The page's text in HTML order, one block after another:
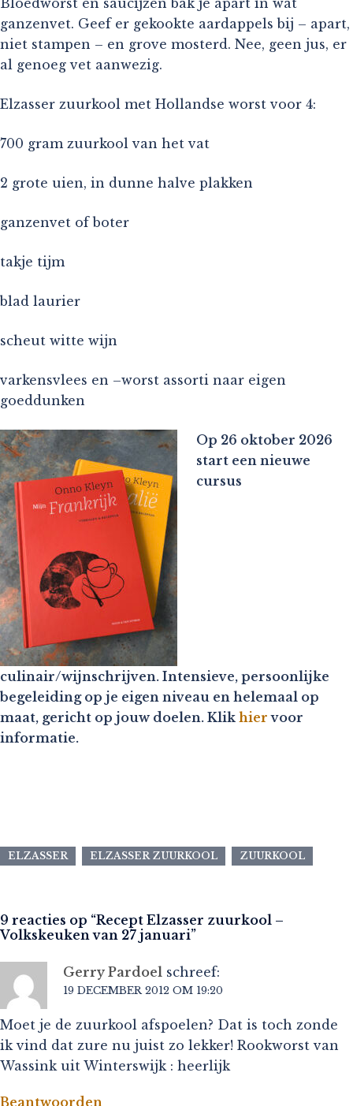
ganzenvet. Geef er gekookte aardappels bij – apart,
niet stampen – en grove mosterd. Nee, geen jus, er
al genoeg vet aanwezig.
Elzasser zuurkool met Hollandse worst voor 4:
700 gram zuurkool van het vat
2 grote uien, in dunne halve plakken
ganzenvet of boter
takje tijm
blad laurier
scheut witte wijn
varkensvlees en –worst assorti naar eigen
goeddunken
Op 26 oktober 2026
start een nieuwe
cursus
culinair/wijnschrijven. Intensieve, persoonlijke
begeleiding op je eigen niveau en helemaal op
maat, gericht op jouw doelen. Klik hier voor
informatie.
ELZASSER ELZASSER ZUURKOOL ZUURKOOL
9 reacties op “Recept Elzasser zuurkool –
Volkskeuken van 27 januari”
Gerry Pardoel schreef:
19 DECEMBER 2012 OM 19:20
Moet je de zuurkool afspoelen? Dat is toch zonde
ik vind dat zure nu juist zo lekker! Rookworst van
Wassink uit Winterswijk : heerlijk
Beantwoorden